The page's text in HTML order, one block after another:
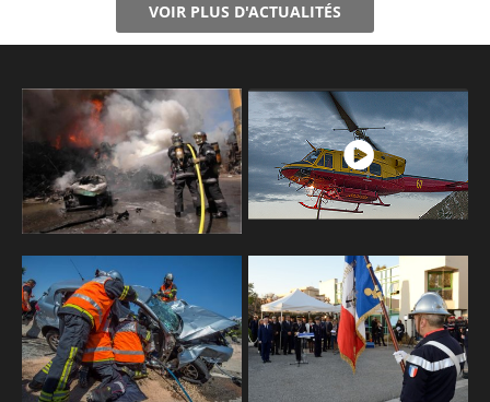
VOIR PLUS D'ACTUALITÉS